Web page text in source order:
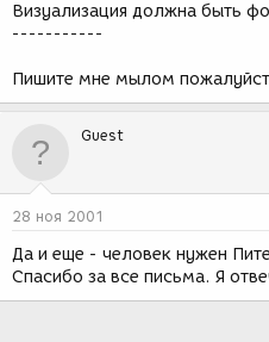
Визуализация должна быть
-----------
Пишите мне мылом
Guest
28 ноя 2001
Да и еще - человек нужен
Спасибо за все письма. Я